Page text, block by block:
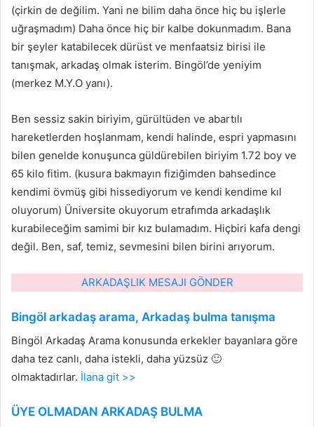
(çirkin de değilim. Yani ne bilim daha önce hiç bu işlerle
uğraşmadım) Daha önce hiç bir kalbe dokunmadım. Bana
bir şeyler katabilecek dürüst ve menfaatsiz birisi ile
tanışmak, arkadaş olmak isterim. Bingöl’de yeniyim
(merkez M.Y.O yanı).
Ben sessiz sakin biriyim, gürültüden ve abartılı
hareketlerden hoşlanmam, kendi halinde, espri yapmasını
bilen genelde konuşunca güldürebilen biriyim 1.72 boy ve
65 kilo fitim. (kusura bakmayın fiziğimden bahsedince
kendimi övmüş gibi hissediyorum ve kendi kendime kıl
oluyorum) Üniversite okuyorum etrafımda arkadaşlık
kurabileceğim samimi bir kız bulamadım. Hiçbiri kafa dengi
değil. Ben, saf, temiz, sevmesini bilen birini arıyorum.
ARKADAŞLIK MESAJI GÖNDER
Bingöl arkadaş arama, Arkadaş bulma tanışma
Bingöl Arkadaş Arama konusunda erkekler bayanlara göre
daha tez canlı, daha istekli, daha yüzsüz 🙂
olmaktadırlar. İlana git >>
ÜYE OLMADAN ARKADAŞ BULMA